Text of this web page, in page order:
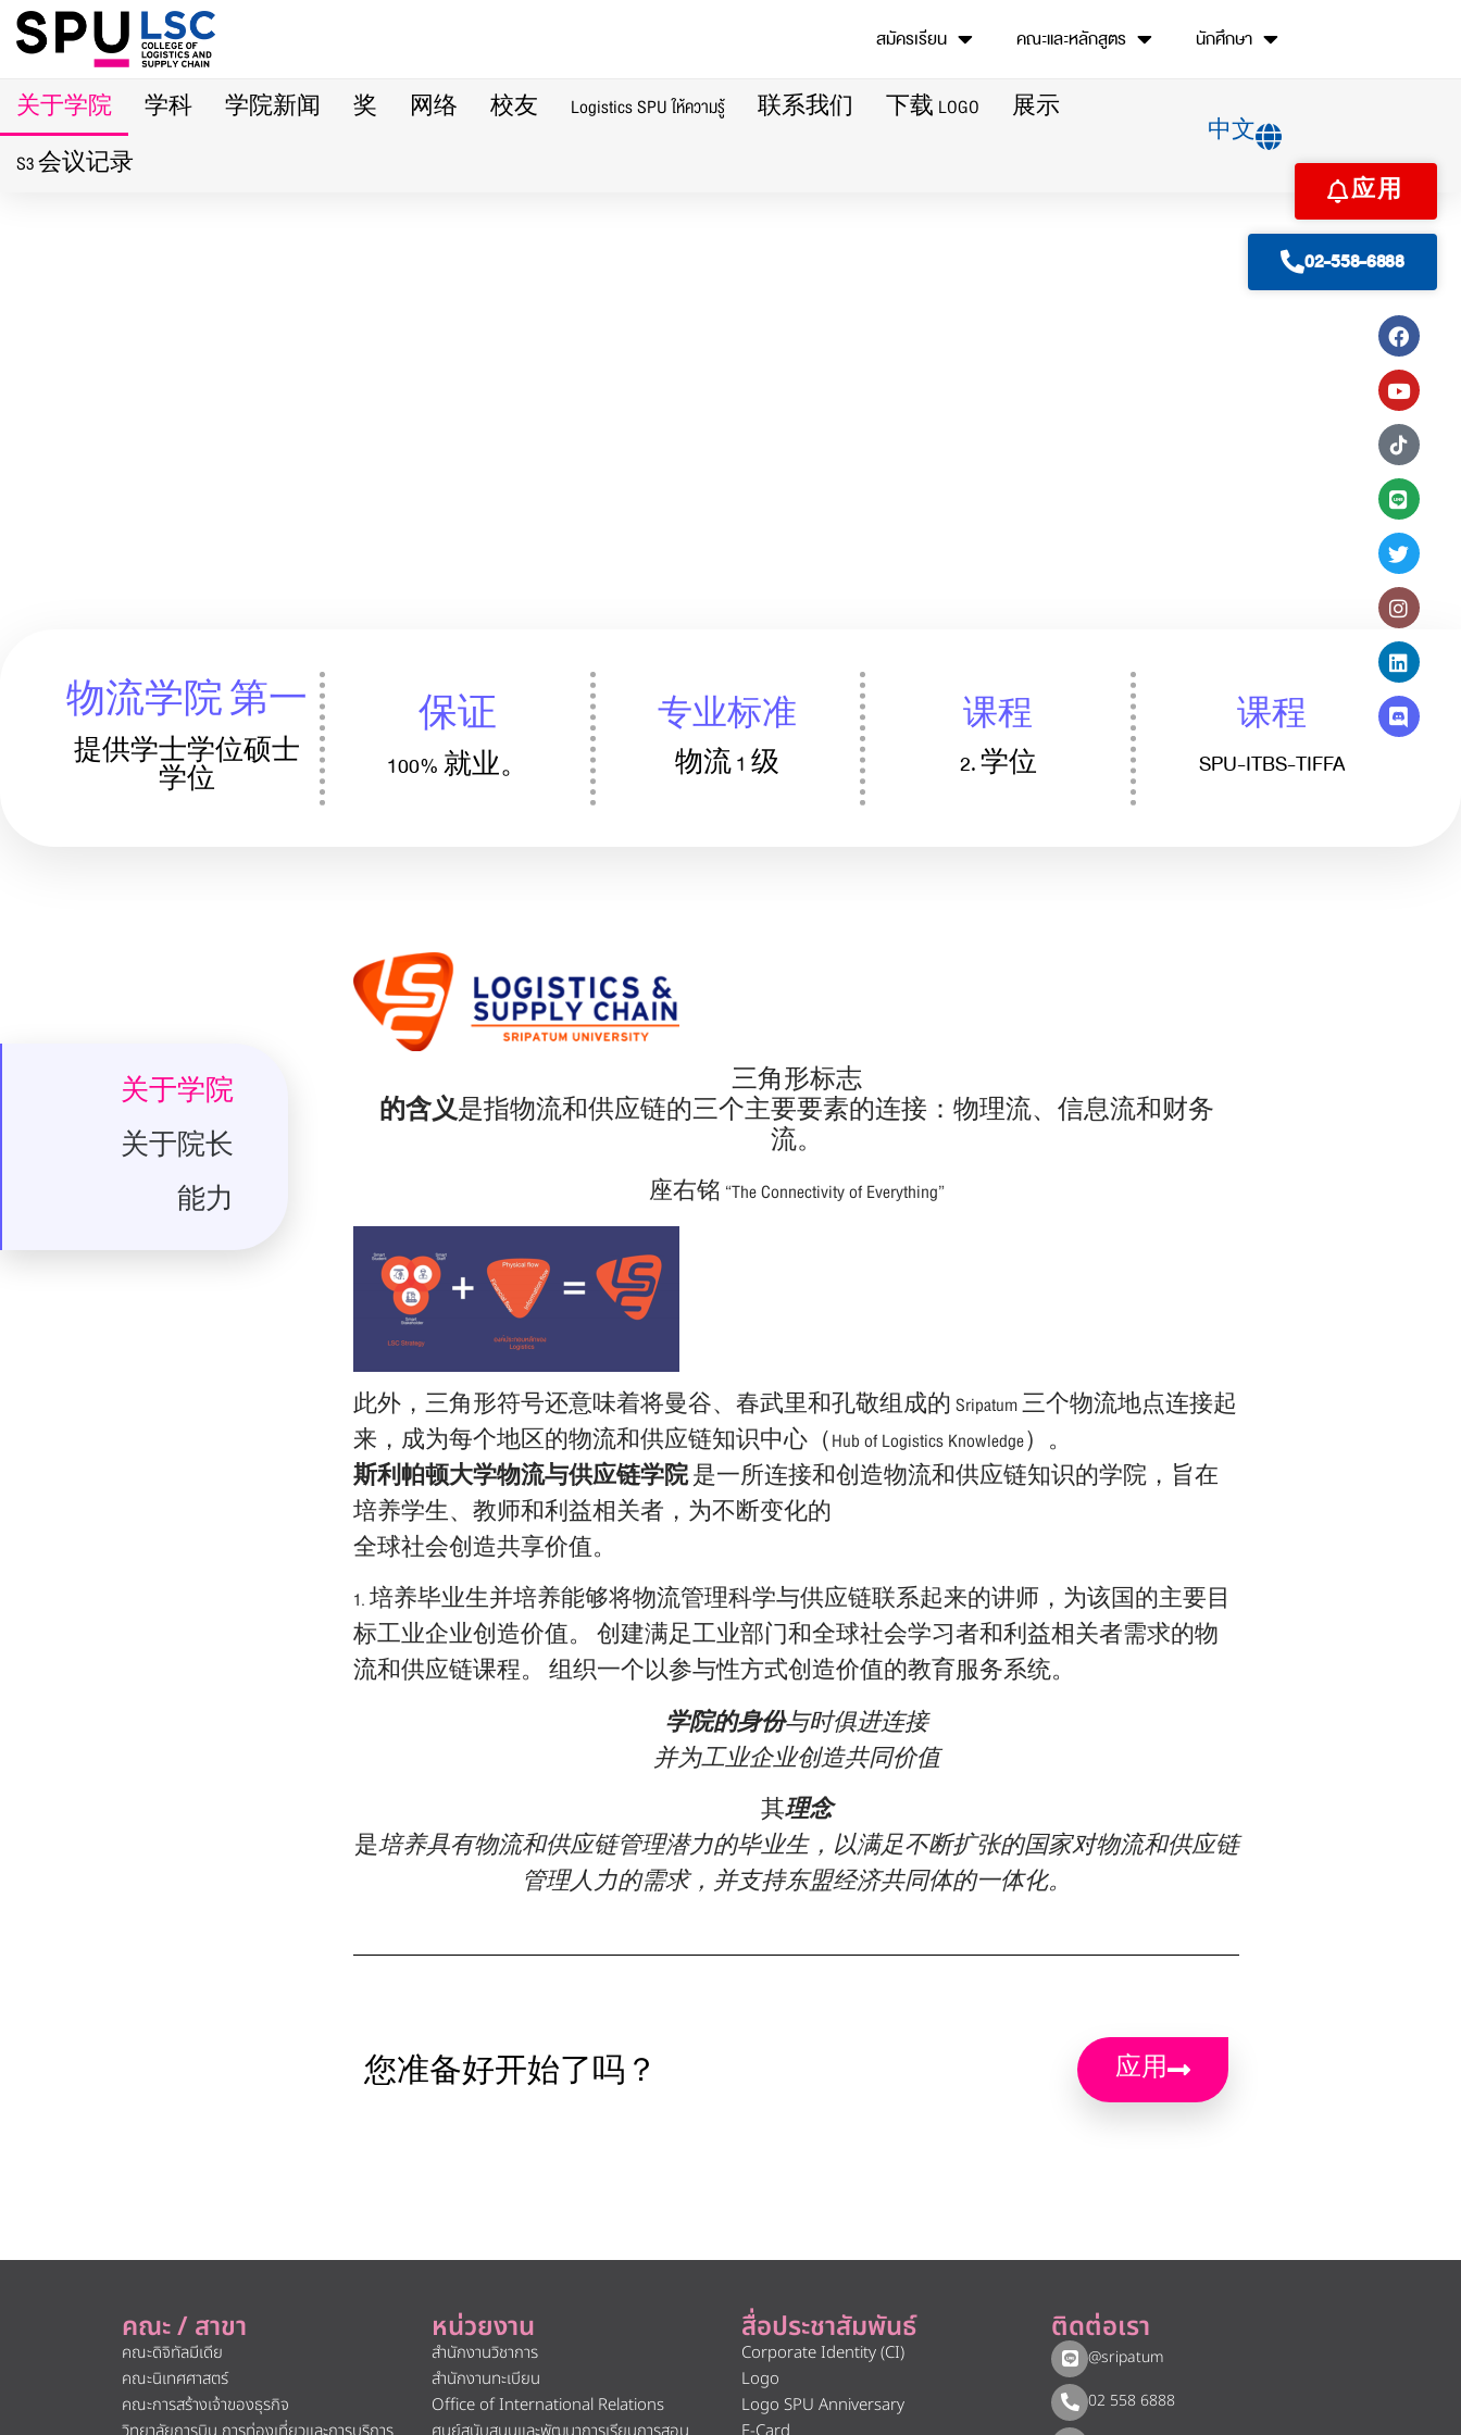
สมัครเรียน คณะและหลักสูตร นักศึกษา
关于学院 学科 学院新闻 奖 网络 校友 Logistics SPU ให้ความรู้ 联系我们 下载 LOGO
展示
S3 会议记录
中文
应用
02-558-6888
物流学院 第一
提供学士学位硕士
学位
保证
100% 就业。
专业标准
物流 1 级
课程
2. 学位
课程
SPU-ITBS-TIFFA
关于学院
关于院长
能力
三角形标志
的含义是指物流和供应链的三个主要要素的连接：物理流、信息流和财务
流。
座右铭 “The Connectivity of Everything”
此外，三角形符号还意味着将曼谷、春武里和孔敬组成的 Sripatum 三个物流地点连接起
来，成为每个地区的物流和供应链知识中心（Hub of Logistics Knowledge）。
斯利帕顿大学物流与供应链学院是一所连接和创造物流和供应链知识的学院，旨在
培养学生、教师和利益相关者，为不断变化的
全球社会创造共享价值。
1. 培养毕业生并培养能够将物流管理科学与供应链联系起来的讲师，为该国的主要目
标工业企业创造价值。 创建满足工业部门和全球社会学习者和利益相关者需求的物
流和供应链课程。 组织一个以参与性方式创造价值的教育服务系统。
学院的身份与时俱进连接
并为工业企业创造共同价值
其理念
是培养具有物流和供应链管理潜力的毕业生，以满足不断扩张的国家对物流和供应链
管理人力的需求，并支持东盟经济共同体的一体化。
您准备好开始了吗？ 应用
คณะ / สาขา
คณะดิจิทัลมีเดีย
คณะนิเทศศาสตร์
คณะการสร้างเจ้าของธุรกิจ
หน่วยงาน
สำนักงานวิชาการ
สำนักงานทะเบียน
Office of International Relations
สื่อประชาสัมพันธ์
Corporate Identity (CI)
Logo
Logo SPU Anniversary
ติดต่อเรา
@sripatum
02 558 6888